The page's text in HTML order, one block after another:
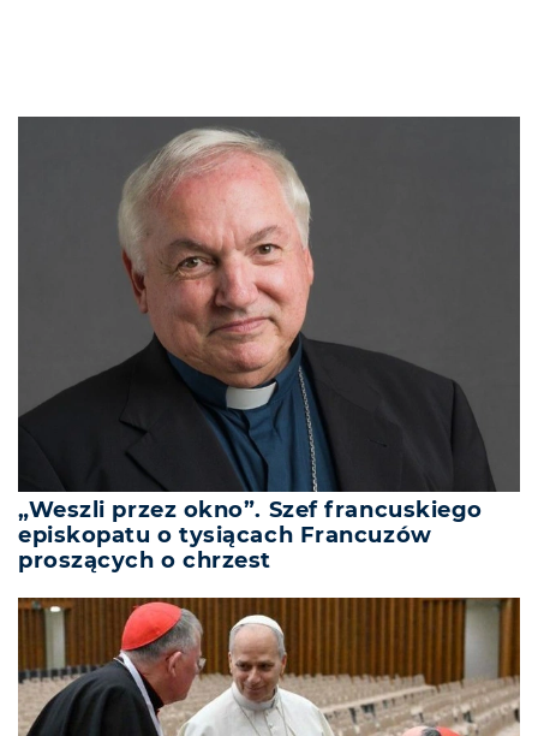
„Weszli przez okno”. Szef francuskiego
episkopatu o tysiącach Francuzów
proszących o chrzest